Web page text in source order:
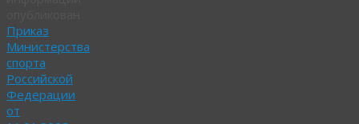
Приказ
Министерства
спорта
Российской
Федерации
от